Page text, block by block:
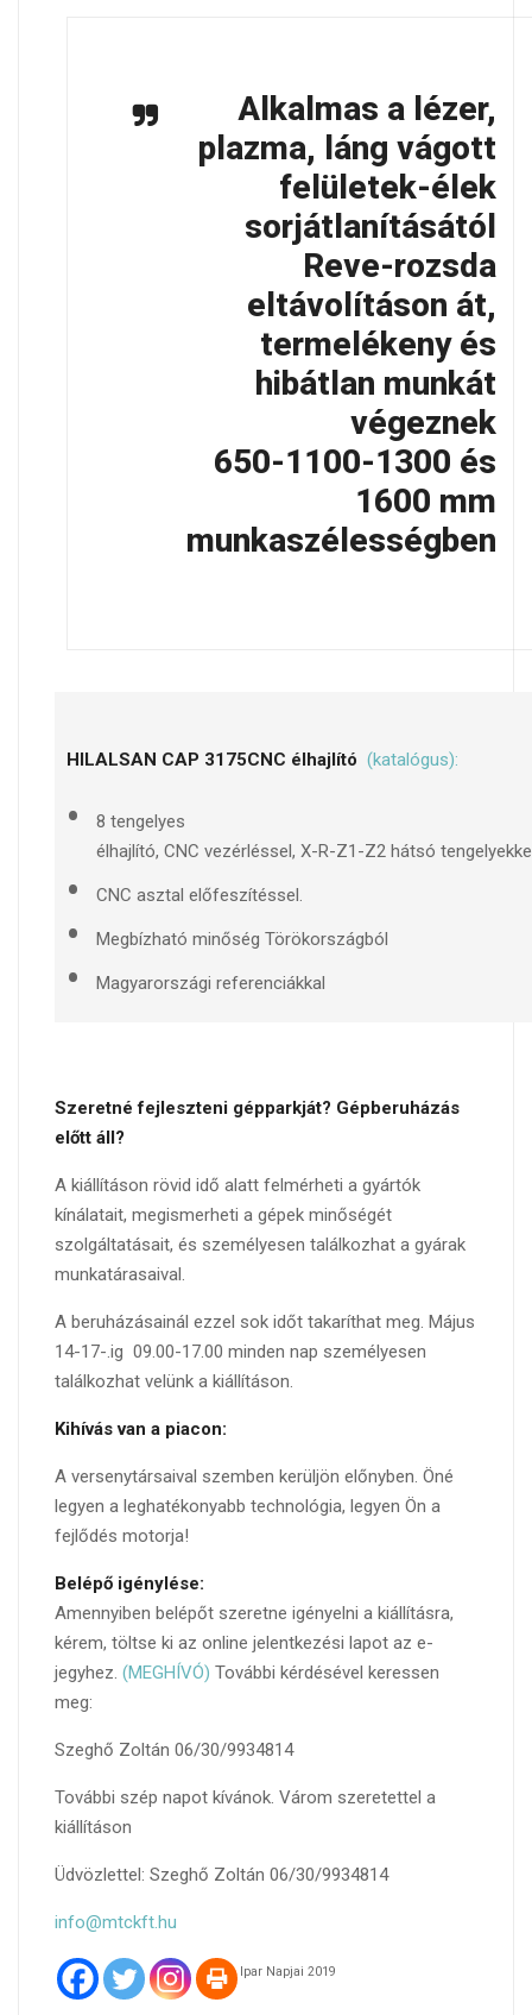
Alkalmas a lézer,
plazma, láng vágott
felületek-élek
sorjátlanításától
Reve-rozsda
eltávolításon át,
termelékeny és
hibátlan munkát
végeznek
650-1100-1300 és
1600 mm
munkaszélességben
HILALSAN CAP 3175CNC élhajlító (katalógus):
8 tengelyes
élhajlító, CNC vezérléssel, X-R-Z1-Z2 hátsó
CNC asztal előfeszítéssel.
Megbízható minőség Törökországból
Magyarországi referenciákkal
Szeretné fejleszteni gépparkját? Gépberuházás
előtt áll?
A kiállításon rövid idő alatt felmérheti a gyártók
kínálatait, megismerheti a gépek minőségét
szolgáltatásait, és személyesen találkozhat a gyárak
munkatárasaival.
A beruházásainál ezzel sok időt takaríthat meg. Május
14-17-.ig 09.00-17.00 minden nap személyesen
találkozhat velünk a kiállításon.
Kihívás van a piacon:
A versenytársaival szemben kerüljön előnyben. Öné
legyen a leghatékonyabb technológia, legyen Ön a
fejlődés motorja!
Belépő igénylése:
Amennyiben belépőt szeretne igényelni a kiállításra,
kérem, töltse ki az online jelentkezési lapot az e-
jegyhez. (MEGHÍVÓ) További kérdésével keressen
meg:
Szeghő Zoltán 06/30/9934814
További szép napot kívánok. Várom szeretettel a
kiállításon
Üdvözlettel: Szeghő Zoltán 06/30/9934814
info@mtckft.hu
Ipar Napjai 2019